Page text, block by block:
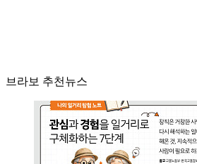
브라보 추천뉴스